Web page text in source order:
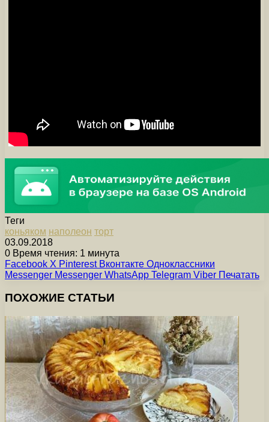
Теги
коньяком наполеон торт
03.09.2018
0 Время чтения: 1 минута
Facebook X Pinterest Вконтакте Одноклассники
Messenger Messenger WhatsApp Telegram Viber Печатать
ПОХОЖИЕ СТАТЬИ